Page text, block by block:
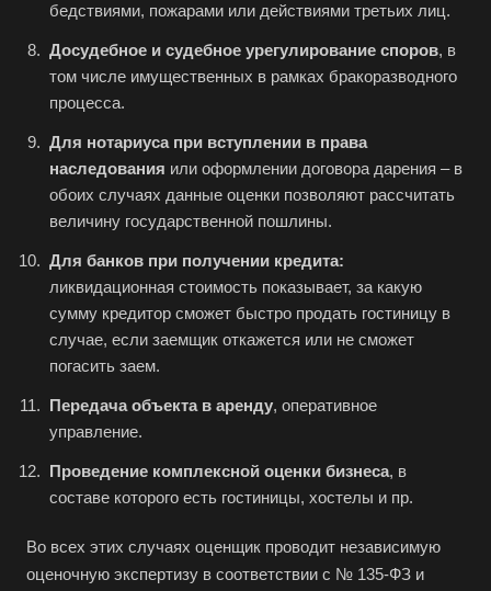
бедствиями, пожарами или действиями третьих лиц.
Досудебное и судебное урегулирование споров, в
том числе имущественных в рамках бракоразводного
процесса.
Для нотариуса при вступлении в права
наследования или оформлении договора дарения – в
обоих случаях данные оценки позволяют рассчитать
величину государственной пошлины.
Для банков при получении кредита:
ликвидационная стоимость показывает, за какую
сумму кредитор сможет быстро продать гостиницу в
случае, если заемщик откажется или не сможет
погасить заем.
Передача объекта в аренду, оперативное
управление.
Проведение комплексной оценки бизнеса, в
составе которого есть гостиницы, хостелы и пр.
Во всех этих случаях оценщик проводит независимую
оценочную экспертизу в соответствии с № 135-ФЗ и